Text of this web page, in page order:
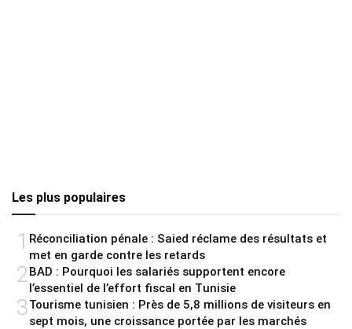
Les plus populaires
1 Réconciliation pénale : Saied réclame des résultats et
met en garde contre les retards
2 BAD : Pourquoi les salariés supportent encore
l’essentiel de l’effort fiscal en Tunisie
3Tourisme tunisien : Près de 5,8 millions de visiteurs en
sept mois, une croissance portée par les marchés